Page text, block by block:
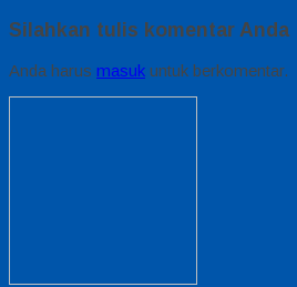
Silahkan tulis komentar Anda
Anda harus masuk untuk berkomentar.